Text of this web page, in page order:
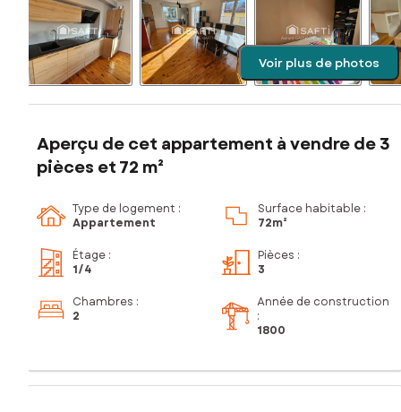
Voir plus de photos
Aperçu de cet appartement à vendre de 3
pièces et 72 m²
Type de logement :
Appartement
Surface habitable :
72m²
Étage :
1/4
Pièces :
3
Chambres :
2
Année de construction
:
1800